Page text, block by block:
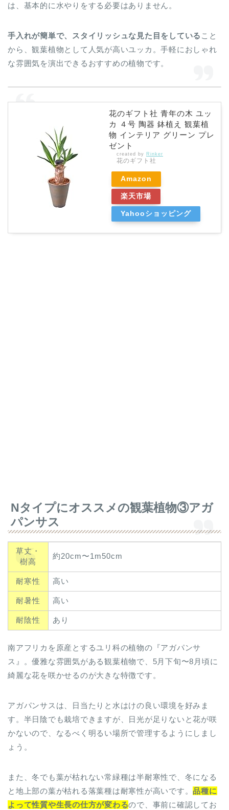
は、基本的に水やりをする必要はありません。
手入れが簡単で、スタイリッシュな見た目をしている こと
から、観葉植物として人気が高いユッカ。手軽におしゃれ
な雰囲気を演出できるおすすめの植物です。
花のギフト社 青年の木 ユッ
カ ４号 陶器 鉢植え 観葉植
物 インテリア グリーン プレ
ゼント
created by Rinker
花のギフト社
Amazon
楽天市場
Yahooショッピング
Nタイプにオススメの観葉植物③アガ
パンサス
草丈・
樹高
約20cm〜1m50cm
耐寒性 高い
耐暑性 高い
耐陰性 あり
南アフリカを原産とするユリ科の植物の『アガパンサ
ス』。優雅な雰囲気がある観葉植物で、5月下旬〜8月頃に
綺麗な花を咲かせるのが大きな特徴です。
アガパンサスは、日当たりと水はけの良い環境を好みま
す。半日陰でも栽培できますが、日光が足りないと花が咲
かないので、なるべく明るい場所で管理するようにしまし
ょう。
また、冬でも葉が枯れない常緑種は半耐寒性で、冬になる
と地上部の葉が枯れる落葉種は耐寒性が高いです。品種に
よって性質や生長の仕方が変わるので、事前に確認してお